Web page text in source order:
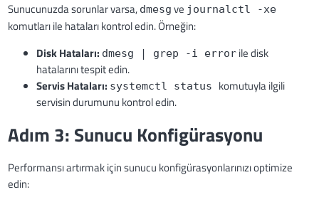
Sunucunuzda sorunlar varsa, dmesg ve journalctl -xe
komutları ile hataları kontrol edin. Örneğin:
Disk Hataları: dmesg | grep -i error ile disk
hatalarını tespit edin.
Servis Hataları: systemctl status komutuyla ilgili
servisin durumunu kontrol edin.
Adım 3: Sunucu Konfigürasyonu
Performansı artırmak için sunucu konfigürasyonlarınızı optimize
edin: